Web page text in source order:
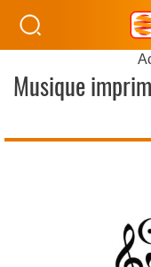
Musique